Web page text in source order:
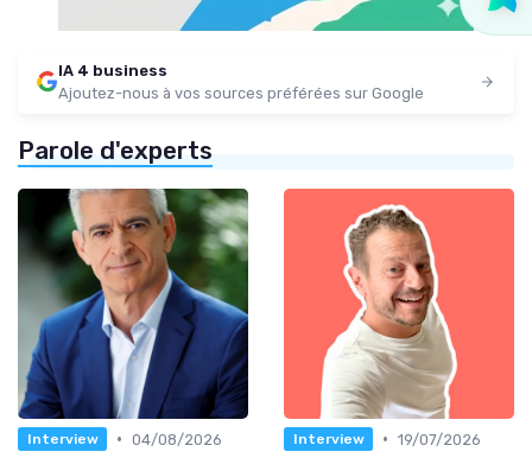
IA 4 business
Ajoutez-nous à vos sources préférées sur Google
Parole d'experts
Interview • 04/08/2026
Interview • 19/07/2026